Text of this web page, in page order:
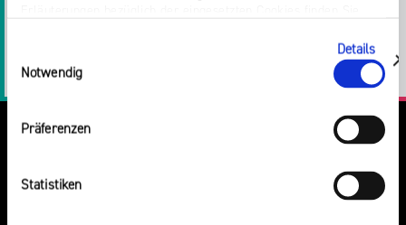
„Einwilligung ändern“ in der Datenschutzerklärung aufgerufen
werden. Dort können Sie auch Ihre Einwilligung jederzeit mit
Wirkung für die Zukunft widerrufen. Die vollständige Ablehnung
optionaler Cookies erfolgt über den Button „Nur notwendige
Notwendig
Präferenzen
Statistiken
Details
zeigen
LinkedIn